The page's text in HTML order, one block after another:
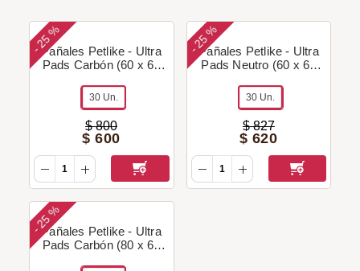
-
25 %
Pañales Petlike - Ultra
Pads Carbón (60 x 60
30 Un.
$ 800
$ 600
-
25 %
Pañales Petlike - Ultra
Pads Neutro (60 x 60
30 Un.
$ 827
$ 620
-
25 %
Pañales Petlike - Ultra
Pads Carbón (80 x 60